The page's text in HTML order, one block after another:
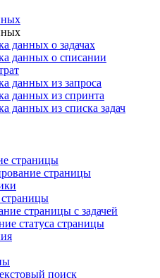
данных о задачах
данных о списании
данных из запроса
данных из спринта
данных из списка задач
страницы
страницы
страницы с задачей
статуса страницы
поиск